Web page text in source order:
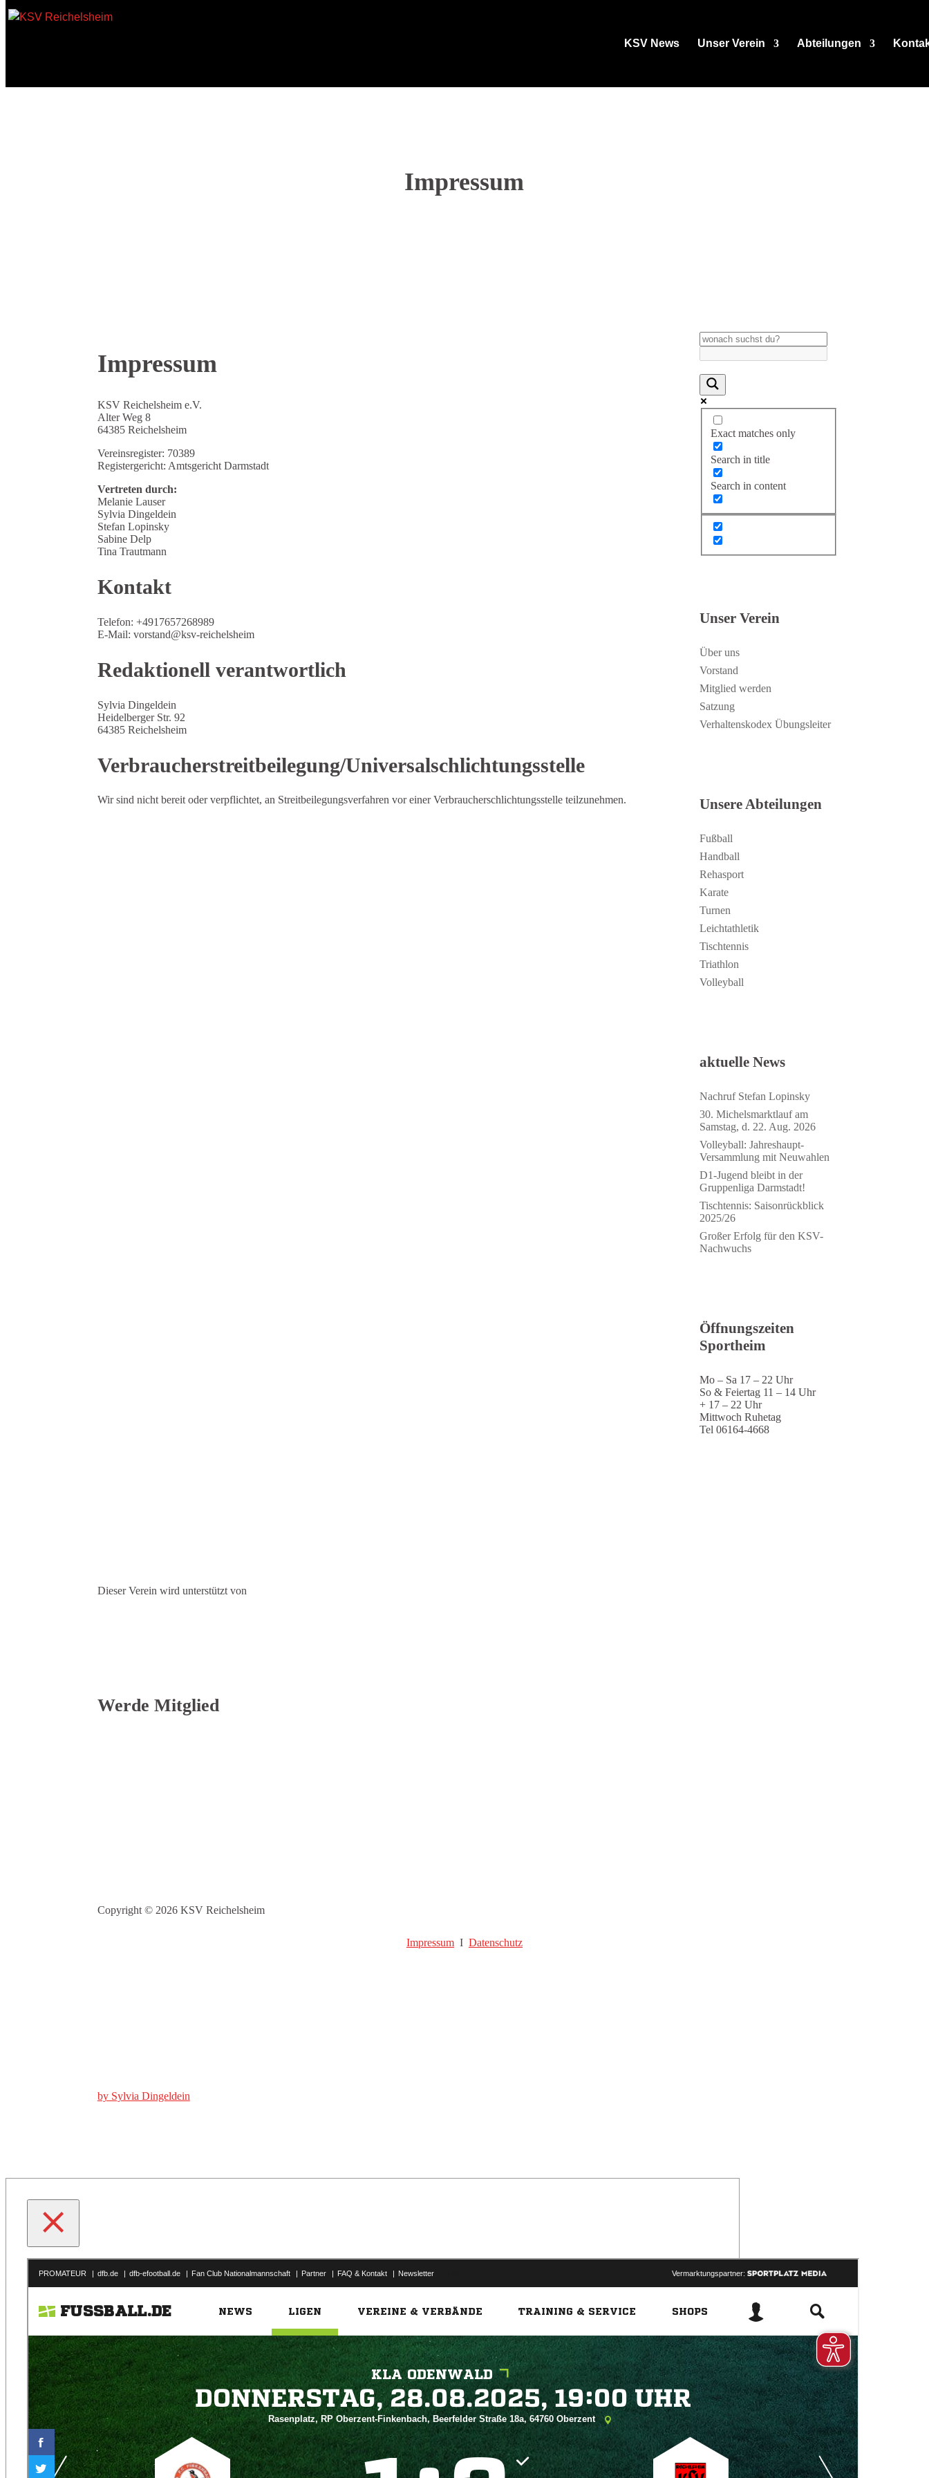
KSV News Unser Verein Abteilungen
Impressum
Impressum
KSV Reichelsheim e.V.
Alter Weg 8
64385 Reichelsheim
Vereinsregister: 70389
Registergericht: Amtsgericht Darmstadt
Vertreten durch:
Melanie Lauser
Sylvia Dingeldein
Stefan Lopinsky
Sabine Delp
Tina Trautmann
Kontakt
Telefon: +4917657268989
E-Mail: vorstand@ksv-reichelsheim
Redaktionell verantwortlich
Sylvia Dingeldein
Heidelberger Str. 92
64385 Reichelsheim
Verbraucher­streit­beilegung/Universal­schlichtungs­stelle
Wir sind nicht bereit oder verpflichtet, an Streitbeilegungsverfahren vor einer Verbraucherschlichtungsstelle teilzunehmen.
Exact matches only
Search in title
Search in content
Unser Verein
Über uns
Vorstand
Mitglied werden
Satzung
Verhaltenskodex Übungsleiter
Unsere Abteilungen
Fußball
Handball
Rehasport
Karate
Turnen
Leichtathletik
Tischtennis
Triathlon
Volleyball
aktuelle News
Nachruf Stefan Lopinsky
30. Michelsmarktlauf am
Samstag, d. 22. Aug. 2026
Volleyball: Jahreshaupt-
Versammlung mit Neuwahlen
D1-Jugend bleibt in der
Gruppenliga Darmstadt!
Tischtennis: Saisonrückblick
2025/26
Großer Erfolg für den KSV-
Nachwuchs
Öffnungszeiten
Sportheim
Mo – Sa 17 – 22 Uhr
So & Feiertag 11 – 14 Uhr
+ 17 – 22 Uhr
Mittwoch Ruhetag
Tel 06164-4668
Dieser Verein wird unterstützt von
Werde Mitglied
Copyright © 2026 KSV Reichelsheim
ImpressumI Datenschutz
by Sylvia Dingeldein